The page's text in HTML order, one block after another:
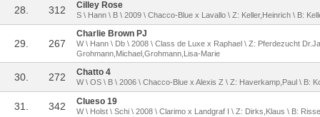
28. 312 Cilley Rose
S \ Hann \ B \ 2009 \ Chacco-Blue x Lavallo \ Z: Keller,Heinrich \ B:
29. 267
Charlie Brown PJ
W \ Hann \ Db \ 2008 \ Class de Luxe x Raphael \ Z: Pferdezucht
Grohmann,Michael,Grohmann,Lisa-Marie
30. 272 Chatto 4
W \ OS \ B \ 2006 \ Chacco-Blue x Alexis Z \ Z: Haverkamp,Paul \ B:
31. 342 Clueso 19
W \ Holst \ Schi \ 2008 \ Clarimo x Landgraf I \ Z: Dirks,Klaus \ B: